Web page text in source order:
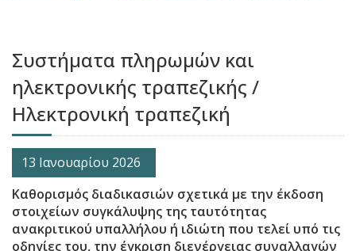
Συστήματα πληρωμών και
ηλεκτρονικής τραπεζικής /
Ηλεκτρονική τραπεζική
13 Ιανουαρίου 2026
Καθορισμός διαδικασιών σχετικά με την έκδοση
στοιχείων συγκάλυψης της ταυτότητας
ανακριτικού υπαλλήλου ή ιδιώτη που τελεί υπό τις
οδηγίες του, την έγκριση διενέργειας συναλλαγών